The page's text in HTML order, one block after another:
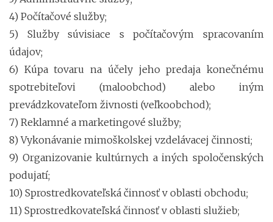
4) Počítačové služby;
5) Služby súvisiace s počítačovým spracovaním
údajov;
6) Kúpa tovaru na účely jeho predaja konečnému
spotrebiteľovi (maloobchod) alebo iným
prevádzkovateľom živnosti (veľkoobchod);
7) Reklamné a marketingové služby;
8) Vykonávanie mimoškolskej vzdelávacej činnosti;
9) Organizovanie kultúrnych a iných spoločenských
podujatí;
10) Sprostredkovateľská činnosť v oblasti obchodu;
11) Sprostredkovateľská činnosť v oblasti služieb;